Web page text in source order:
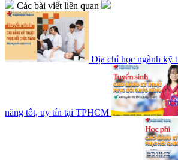
Các bài viết liên quan
Địa chỉ học ngành kỹ
năng tốt, uy tín tại TPHCM